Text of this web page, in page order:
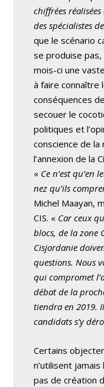
chiffrées
des spécialistes
que le scénario
se produise pas,
mois-ci une
à faire connaître
conséquences
secouer le
politiques et
conscience de
l’annexion de la
« Ce n’est qu’en
nez qu’ils
Michel Maayan,
CIS. « Car ceux
blocs, de la zone
Cisjordanie
questions. Nous
qui compromet
débat de la
tiendra en 2019.
candidats s’y
Certains
n’utilisent
pas de création